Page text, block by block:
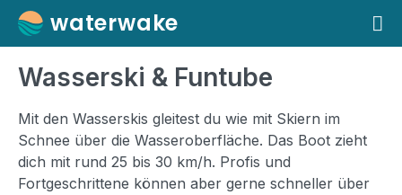
Weiter zum Inhalt
Hauptmenü
waterwake
Wasserski & Funtube
Mit den Wasserskis gleitest du wie mit Skiern im
Schnee über die Wasseroberfläche. Das Boot zieht
dich mit rund 25 bis 30 km/h. Profis und
Fortgeschrittene können aber gerne schneller über